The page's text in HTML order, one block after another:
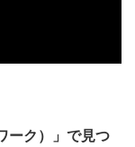
ーク）」で見つ